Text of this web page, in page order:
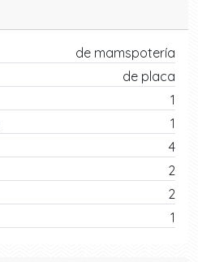
de mamspotería
de placa
1
1
4
2
2
1